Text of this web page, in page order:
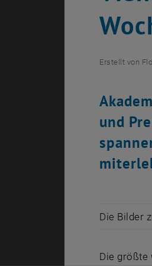
Erstellt von
und
Die Bilder
Die größte